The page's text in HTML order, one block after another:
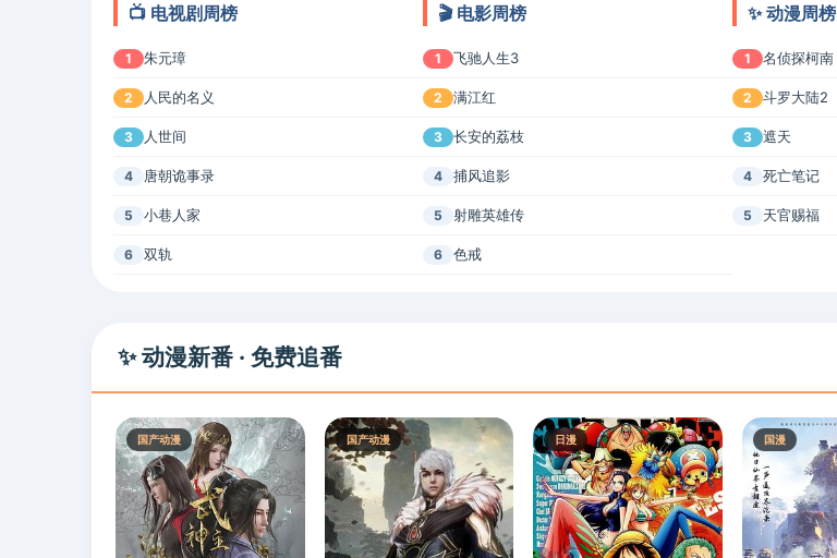
📺 电视剧周榜
1 朱元璋
2 人民的名义
3 人世间
4 唐朝诡事录
5 小巷人家
6 双轨
🎬 电影周榜
1 飞驰人生3
2 满江红
3 长安的荔枝
4 捕风追影
5 射雕英雄传
6 色戒
✨ 动漫周榜
1 名侦探柯南
2 斗罗大陆2
3 遮天
4 死亡笔记
5 天官赐福
✨ 动漫新番 · 免费追番
国产动漫 国产动漫 日漫 国漫